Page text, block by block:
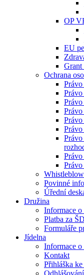
OP
EU
Grant
Ochrana
Právo
Právo
Povinné
Úřední
Družina
Informace
Platba za ŠD
Formuláře
Jídelna
Informace o
Kontakt
Přihláška